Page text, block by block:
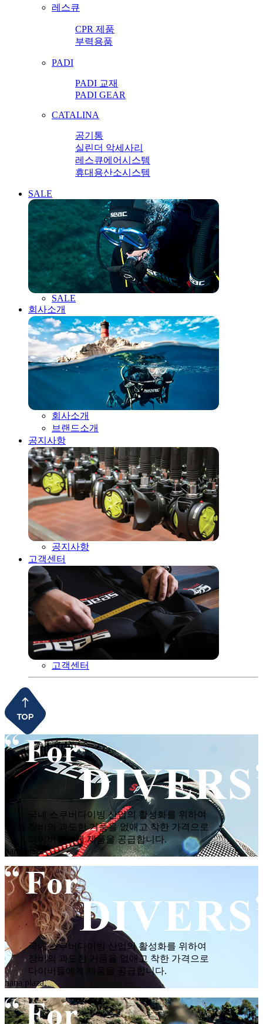
레스큐
CPR 제품
부력용품
PADI
PADI 교재
PADI GEAR
CATALINA
공기통
실린더 악세사리
레스큐에어시스템
휴대용산소시스템
SALE
SALE
회사소개
회사소개
브랜드소개
공지사항
공지사항
고객센터
고객센터
국내 스쿠버다이빙 산업의 활성화를 위하여
장비의 과도한 거품을 없애고 착한 가격으로
다이버들에게 제품을 공급합니다.
hana plaza
국내 스쿠버다이빙 산업의 활성화를 위하여
장비의 과도한 거품을 없애고 착한 가격으로
다이버들에게 제품을 공급합니다.
hana plaza